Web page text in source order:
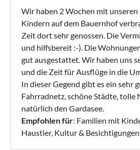
Wir haben 2 Wochen mit unseren
Kindern auf dem Bauernhof
Zeit dort sehr genossen. Die
und hilfsbereit :-). Die
gut ausgestattet. Wir haben uns
und die Zeit für Ausflüge in die
In dieser Gegend gibt es ein sehr
Fahrradnetz, schöne Städte, tolle
natürlich den Gardasee.
Empfohlen für: Familien mit
Haustier, Kultur & Besichtigungen